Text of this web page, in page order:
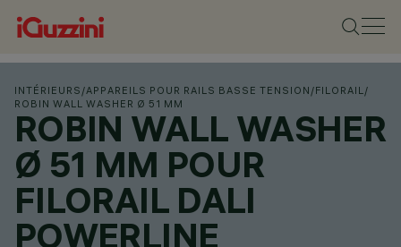
INTÉRIEURS /APPAREILS POUR RAILS BASSE TENSION /FILORAIL/
ROBIN WALL WASHER Ø 51 MM
ROBIN WALL WASHER
Ø 51 MM POUR
FILORAIL DALI
POWERLINE